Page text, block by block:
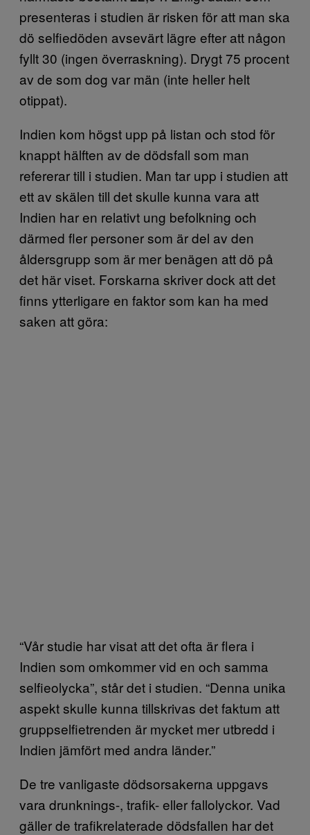
presenteras i studien är risken för att man ska
dö selfiedöden avsevärt lägre efter att någon
fyllt 30 (ingen överraskning). Drygt 75 procent
av de som dog var män (inte heller helt
otippat).
Indien kom högst upp på listan och stod för
knappt hälften av de dödsfall som man
refererar till i studien. Man tar upp i studien att
ett av skälen till det skulle kunna vara att
Indien har en relativt ung befolkning och
därmed fler personer som är del av den
åldersgrupp som är mer benägen att dö på
det här viset. Forskarna skriver dock att det
finns ytterligare en faktor som kan ha med
saken att göra:
“Vår studie har visat att det ofta är flera i
Indien som omkommer vid en och samma
selfieolycka”, står det i studien. “Denna unika
aspekt skulle kunna tillskrivas det faktum att
gruppselfietrenden är mycket mer utbredd i
Indien jämfört med andra länder.”
De tre vanligaste dödsorsakerna uppgavs
vara drunknings-, trafik- eller fallolyckor. Vad
gäller de trafikrelaterade dödsfallen har det